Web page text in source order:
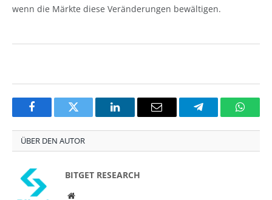
wenn die Märkte diese Veränderungen bewältigen.
FacebookTwitter LinkedInEmail Telegram
ÜBER DEN AUTOR
BITGET RESEARCH
Website